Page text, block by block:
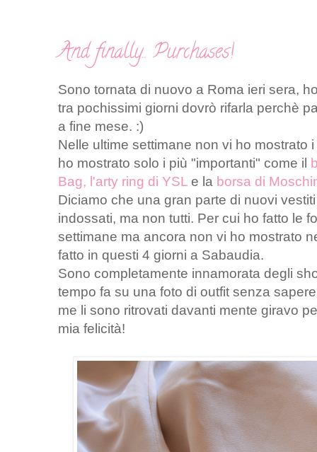
And finally.. Purchases!
Sono tornata di nuovo a Roma ieri sera,
tra pochissimi giorni dovrò rifarla perchè
a fine mese. :)
Nelle ultime settimane non vi ho mostrato
ho mostrato solo i più "importanti" come il
Bag, l'arty ring di YSL e la borsa di
Diciamo che una gran parte di nuovi
indossati, ma non tutti. Per cui ho fatto le
settimane ma ancora non vi ho mostrato
fatto in questi 4 giorni a Sabaudia.
Sono completamente innamorata degli
tempo fa su una foto di outfit senza
me li sono ritrovati davanti mente giravo
mia felicità!